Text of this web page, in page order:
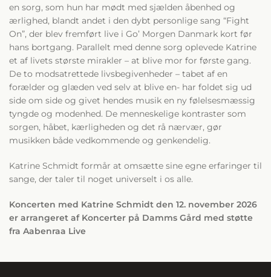
en sorg, som hun har mødt med sjælden åbenhed og
ærlighed, blandt andet i den dybt personlige sang “Fight
On”, der blev fremført live i Go’ Morgen Danmark kort før
hans bortgang. Parallelt med denne sorg oplevede Katrine
et af livets største mirakler – at blive mor for første gang.
De to modsatrettede livsbegivenheder – tabet af en
forælder og glæden ved selv at blive en- har foldet sig ud
side om side og givet hendes musik en ny følelsesmæssig
tyngde og modenhed. De menneskelige kontraster som
sorgen, håbet, kærligheden og det rå nærvær, gør
musikken både vedkommende og genkendelig.
Katrine Schmidt formår at omsætte sine egne erfaringer til
sange, der taler til noget universelt i os alle.
Koncerten med Katrine Schmidt den 12. november 2026
er arrangeret af Koncerter på Damms Gård med støtte
fra Aabenraa Live